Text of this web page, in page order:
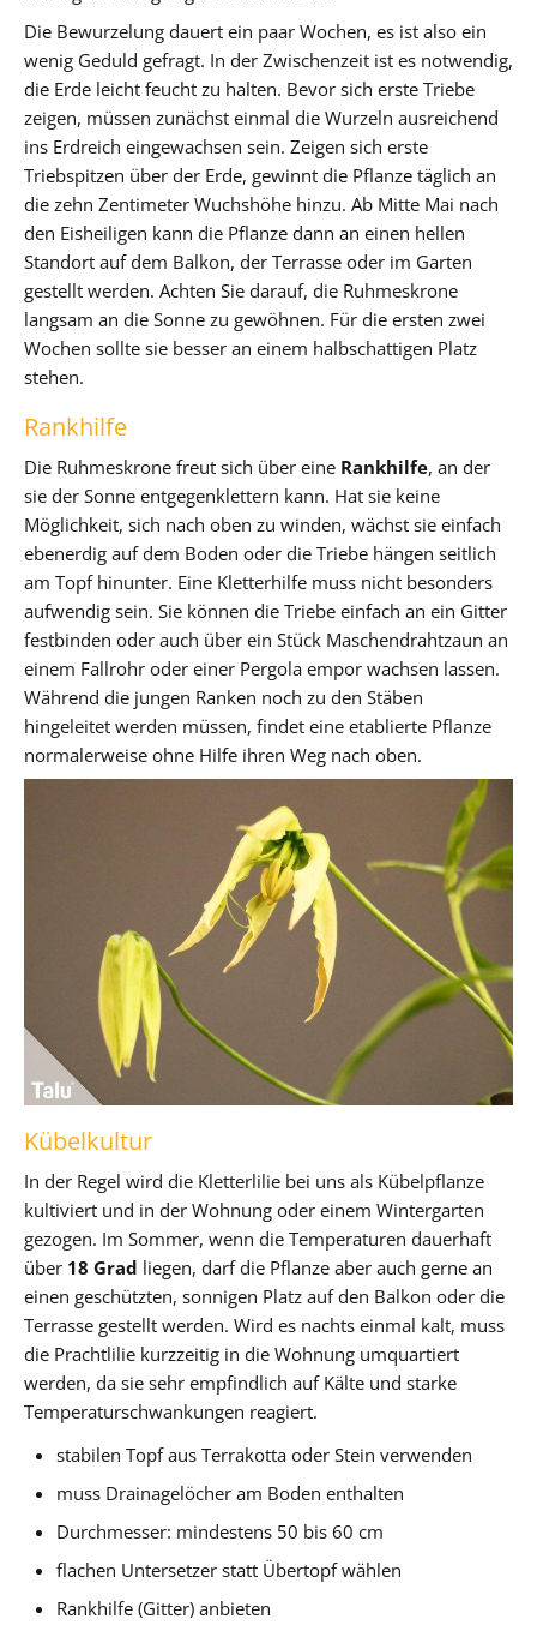
Die Bewurzelung dauert ein paar Wochen, es ist also ein
wenig Geduld gefragt. In der Zwischenzeit ist es notwendig,
die Erde leicht feucht zu halten. Bevor sich erste Triebe
zeigen, müssen zunächst einmal die Wurzeln ausreichend
ins Erdreich eingewachsen sein. Zeigen sich erste
Triebspitzen über der Erde, gewinnt die Pflanze täglich an
die zehn Zentimeter Wuchshöhe hinzu. Ab Mitte Mai nach
den Eisheiligen kann die Pflanze dann an einen hellen
Standort auf dem Balkon, der Terrasse oder im Garten
gestellt werden. Achten Sie darauf, die Ruhmeskrone
langsam an die Sonne zu gewöhnen. Für die ersten zwei
Wochen sollte sie besser an einem halbschattigen Platz
stehen.
Rankhilfe
Die Ruhmeskrone freut sich über eine Rankhilfe, an der
sie der Sonne entgegenklettern kann. Hat sie keine
Möglichkeit, sich nach oben zu winden, wächst sie einfach
ebenerdig auf dem Boden oder die Triebe hängen seitlich
am Topf hinunter. Eine Kletterhilfe muss nicht besonders
aufwendig sein. Sie können die Triebe einfach an ein Gitter
festbinden oder auch über ein Stück Maschendrahtzaun an
einem Fallrohr oder einer Pergola empor wachsen lassen.
Während die jungen Ranken noch zu den Stäben
hingeleitet werden müssen, findet eine etablierte Pflanze
normalerweise ohne Hilfe ihren Weg nach oben.
Kübelkultur
In der Regel wird die Kletterlilie bei uns als Kübelpflanze
kultiviert und in der Wohnung oder einem Wintergarten
gezogen. Im Sommer, wenn die Temperaturen dauerhaft
über 18 Grad liegen, darf die Pflanze aber auch gerne an
einen geschützten, sonnigen Platz auf den Balkon oder die
Terrasse gestellt werden. Wird es nachts einmal kalt, muss
die Prachtlilie kurzzeitig in die Wohnung umquartiert
werden, da sie sehr empfindlich auf Kälte und starke
Temperaturschwankungen reagiert.
stabilen Topf aus Terrakotta oder Stein verwenden
muss Drainagelöcher am Boden enthalten
Durchmesser: mindestens 50 bis 60 cm
flachen Untersetzer statt Übertopf wählen
Rankhilfe (Gitter) anbieten